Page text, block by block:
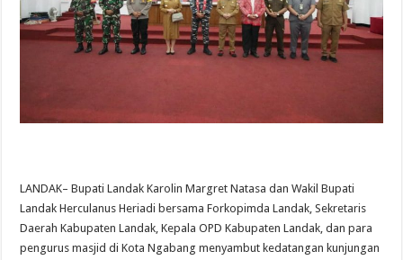
LANDAK– Bupati Landak Karolin Margret Natasa dan Wakil Bupati
Landak Herculanus Heriadi bersama Forkopimda Landak, Sekretaris
Daerah Kabupaten Landak, Kepala OPD Kabupaten Landak, dan para
pengurus masjid di Kota Ngabang menyambut kedatangan kunjungan